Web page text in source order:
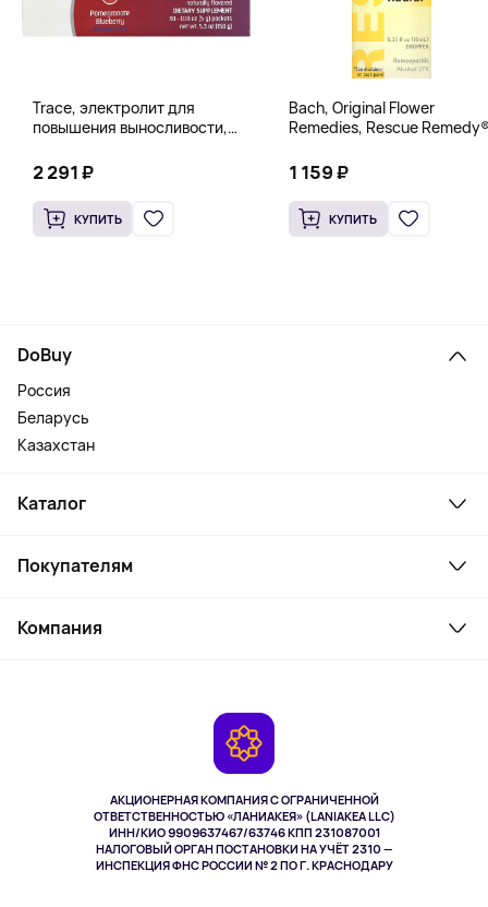
Trace, электролит для
повышения выносливости,
и черники, 30 пакетиков по 5 г
(0,18 унции)
2 291 ₽
КУПИТЬ
Bach, Original Flower
Remedies, Rescue
снятия стресса, 10 мл
(0,35 жидк. унции)
1 159 ₽
КУПИТЬ
АКЦИОНЕРНАЯ КОМПАНИЯ С ОГРАНИЧЕННОЙ
ОТВЕТСТВЕННОСТЬЮ «ЛАНИАКЕЯ» (LANIAKEA LLC)
ИНН/КИО 9909637467/63746 КПП 231087001
НАЛОГОВЫЙ ОРГАН ПОСТАНОВКИ НА УЧЁТ 2310 —
ИНСПЕКЦИЯ ФНС РОССИИ № 2 ПО Г. КРАСНОДАРУ
DoBuy
Россия
Беларусь
Казахстан
Каталог
Ноутбуки, мониторы, VR
Косметика и уход
Здоровье питомцев
Покупателям
Как заказать
Компания